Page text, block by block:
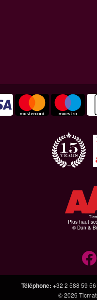
Plus haut
© Dun &
Téléphone: +32 2 588 59 56
© 2026